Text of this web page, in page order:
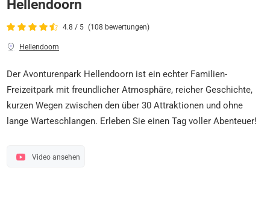
Hellendoorn
4.8 / 5 (108 bewertungen)
Hellendoorn
Der Avonturenpark Hellendoorn ist ein echter Familien-
Freizeitpark mit freundlicher Atmosphäre, reicher Geschichte,
kurzen Wegen zwischen den über 30 Attraktionen und ohne
lange Warteschlangen. Erleben Sie einen Tag voller Abenteuer!
Video ansehen